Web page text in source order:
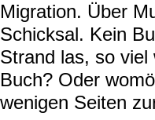
Migration. Über
Schicksal. Kein
Strand las, so
Buch? Oder
wenigen Seiten